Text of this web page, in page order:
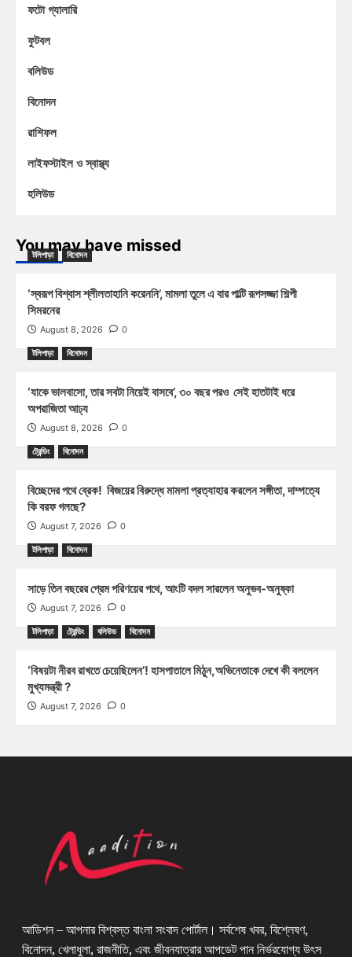
ফটো গ্যালারি
ফুটবল
বলিউড
বিনোদন
রাশিফল
লাইফস্টাইল ও স্বাস্থ্য
হলিউড
You may have missed
টলিপাড়া বিনোদন
‘স্বরূপ বিশ্বাস শ্লীলতাহানি করেননি’, মামলা তুলে এ বার পাল্টি রূপসজ্জা শিল্পী
সিমরনের
August 8, 2026 0
টলিপাড়া বিনোদন
‘যাকে ভালবাসো, তার সবটা নিয়েই বাসবে’, ৩০ বছর পরও সেই হাতটাই ধরে
অপরাজিতা আঢ্য
August 8, 2026 0
ট্রেন্ডিং বিনোদন
বিচ্ছেদের পথে ব্রেক! বিজয়ের বিরুদ্ধে মামলা প্রত্যাহার করলেন সঙ্গীতা, দাম্পত্যে
কি বরফ গলছে?
August 7, 2026 0
টলিপাড়া বিনোদন
সাড়ে তিন বছরের প্রেম পরিণয়ের পথে, আংটি বদল সারলেন অনুভব-অনুষ্কা
August 7, 2026 0
টলিপাড়া ট্রেন্ডিং বলিউড বিনোদন
‘বিষয়টা নীরব রাখতে চেয়েছিলেন’! হাসপাতালে মিঠুন,অভিনেতাকে দেখে কী বললেন
মুখ্যমন্ত্রী ?
August 7, 2026 0
আডিশন – আপনার বিশ্বস্ত বাংলা সংবাদ পোর্টাল। সর্বশেষ খবর, বিশ্লেষণ,
বিনোদন, খেলাধুলা, রাজনীতি, এবং জীবনযাত্রার আপডেট পান নির্ভরযোগ্য উৎস